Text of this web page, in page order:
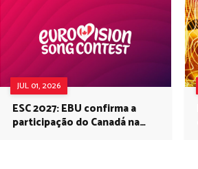
JUL 01, 2026
ESC 2027: EBU confirma a
participação do Canadá na